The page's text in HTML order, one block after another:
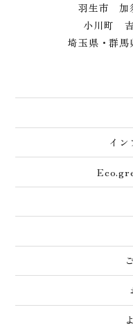
羽生市 加
小川町
埼玉県・群馬
イン